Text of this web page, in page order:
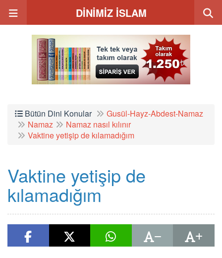
DİNİMİZ İSLAM
Bütün Dini Konular
Gusül-Hayz-Abdest-Namaz
Namaz
Namaz nasıl kılınır
Vaktine yetişip de kılamadığım
Vaktine yetişip de
kılamadığım